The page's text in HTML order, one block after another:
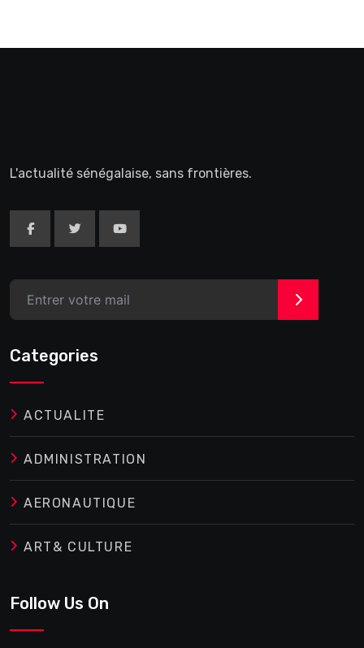
L'actualité sénégalaise, sans frontières.
>
Categories
ACTUALITE
ADMINISTRATION
AERONAUTIQUE
ART& CULTURE
Follow Us On